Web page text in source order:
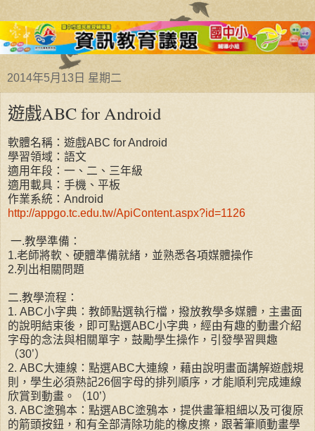
2014年5月13日 星期二
遊戲ABC for Android
軟體名稱：遊戲ABC for Android
學習領域：語文
適用年段：一、二、三年級
適用載具：手機、平板
作業系統：Android
http://appgo.tc.edu.tw/ApiContent.aspx?id=1126
一.教學準備：
1.老師將軟、硬體準備就緒，並熟悉各項媒體操作
2.列出相關問題
二.教學流程：
1. ABC小字典：教師點選執行檔，撥放教學多媒體，主畫面
的說明結束後，即可點選ABC小字典，經由有趣的動畫介紹
字母的念法與相關單字，鼓勵學生操作，引發學習興趣
（30’）
2. ABC大連線：點選ABC大連線，藉由說明畫面講解遊戲規
則，學生必須熟記26個字母的排列順序，才能順利完成連線
欣賞到動畫。（10’）
3. ABC塗鴉本：點選ABC塗鴉本，提供畫筆粗細以及可復原
的箭頭按鈕，和有全部清除功能的橡皮擦，跟著筆順動畫學